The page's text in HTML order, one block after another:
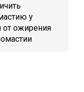
у
ожирения